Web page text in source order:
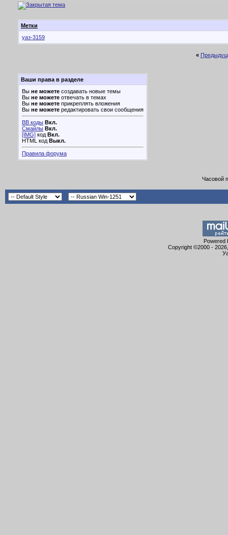
Метки
уаз-3159
«
Ваши права в разделе
Вы не можете создавать новые темы
Вы не можете отвечать в темах
Вы не можете прикреплять вложения
Вы не можете редактировать свои сообщения
BB коды Вкл.
Смайлы Вкл.
[IMG] код Вкл.
HTML код Выкл.
Правила форума
Часовой
Powered
Copyright ©2000 -